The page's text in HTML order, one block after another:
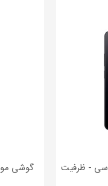
گوشی موبایل شیائومی ردمی 14 سی - ظرفیت